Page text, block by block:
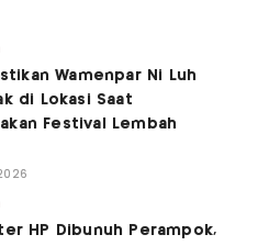
Wamenpar Ni Luh
di Lokasi Saat
Festival Lembah
HP Dibunuh Perampok,